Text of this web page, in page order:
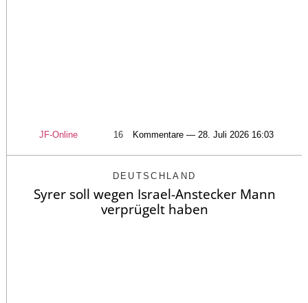
JF-Online 16 Kommentare — 28. Juli 2026 16:03
DEUTSCHLAND
Syrer soll wegen Israel-Anstecker Mann
verprügelt haben